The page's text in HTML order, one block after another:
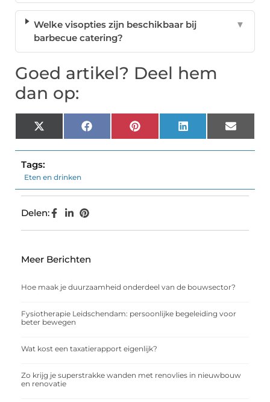
Welke visopties zijn beschikbaar bij
barbecue catering?
▼
Goed artikel? Deel hem
dan op:
X
(Twitter)
FacebookPinterest LinkedIn Email
Tags:
Eten en drinken
Delen:
Meer Berichten
Hoe maak je duurzaamheid onderdeel van de bouwsector?
Fysiotherapie Leidschendam: persoonlijke begeleiding voor
beter bewegen
Wat kost een taxatierapport eigenlijk?
Zo krijg je superstrakke wanden met renovlies in nieuwbouw
en renovatie